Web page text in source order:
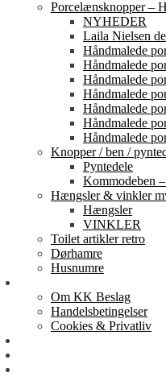
Porcelænsknopper –
NYHEDER
Laila Nielsen
Håndmalede
Håndmalede
Håndmalede
Håndmalede
Håndmalede
Håndmalede
Håndmalede
Knopper / ben /
Pyntedele
Kommodeben
Hængsler & vinkler
Hængsler
VINKLER
Toilet artikler retro
Dørhamre
Husnumre
Om KK Beslag
Handelsbetingelser
Cookies & Privatliv